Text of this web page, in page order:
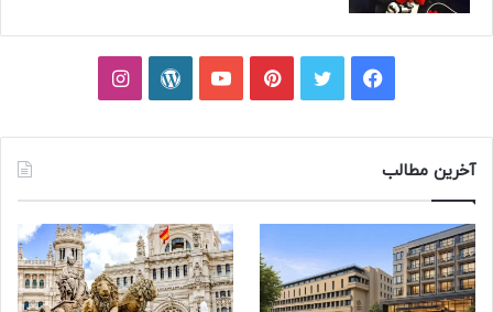
فیسبوکتوییترپینتریستیوتیوبوردپرساینستاگرام
آخرین مطالب